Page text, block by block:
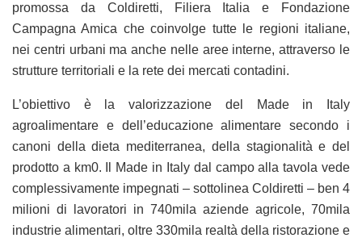
promossa da Coldiretti, Filiera Italia e Fondazione
Campagna Amica che coinvolge tutte le regioni italiane,
nei centri urbani ma anche nelle aree interne, attraverso le
strutture territoriali e la rete dei mercati contadini.
L’obiettivo è la valorizzazione del Made in Italy
agroalimentare e dell’educazione alimentare secondo i
canoni della dieta mediterranea, della stagionalità e del
prodotto a km0. Il Made in Italy dal campo alla tavola vede
complessivamente impegnati – sottolinea Coldiretti – ben 4
milioni di lavoratori in 740mila aziende agricole, 70mila
industrie alimentari, oltre 330mila realtà della ristorazione e